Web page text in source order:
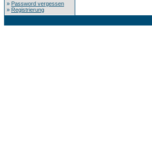
» Password vergessen
» Registrierung